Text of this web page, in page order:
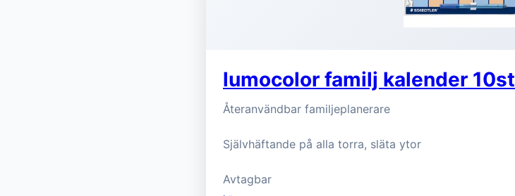
lumocolor familj kalender 10st
Återanvändbar familjeplanerare
Självhäftande på alla torra, släta ytor
Avtagbar